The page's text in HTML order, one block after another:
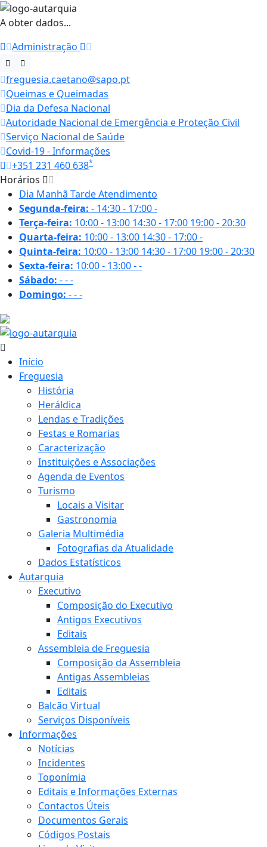
A obter dados...
Administração
freguesia.caetano@sapo.pt
Queimas e Queimadas
Dia da Defesa Nacional
Autoridade Nacional de Emergência e Proteção Civil
Serviço Nacional de Saúde
Covid-19 - Informações
+351 231 460 638*
Horários
Dia Manhã TardeAtendimento
Segunda-feira: - 14:30 - 17:00-
Terça-feira: 10:00 - 13:00 14:30 - 17:00 19:00 - 20:30
Quarta-feira: 10:00 - 13:00 14:30 - 17:00-
Quinta-feira: 10:00 - 13:00 14:30 - 17:00 19:00 - 20:30
Sexta-feira: 10:00 - 13:00--
Sábado: ---
Domingo: ---
Início
Freguesia
História
Heráldica
Lendas e Tradições
Festas e Romarias
Caracterização
Instituições e Associações
Agenda de Eventos
Turismo
Locais a Visitar
Gastronomia
Galeria Multimédia
Fotografias da Atualidade
Dados Estatísticos
Autarquia
Executivo
Composição do Executivo
Antigos Executivos
Editais
Assembleia de Freguesia
Composição da Assembleia
Antigas Assembleias
Editais
Balcão Virtual
Serviços Disponíveis
Informações
Notícias
Incidentes
Toponímia
Editais e Informações Externas
Contactos Úteis
Documentos Gerais
Códigos Postais